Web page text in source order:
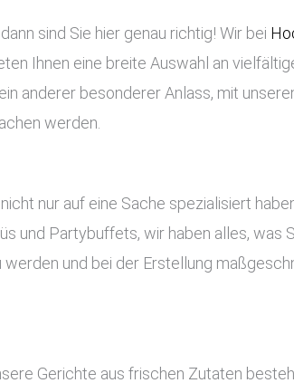
sind Sie hier genau richtig! Wir bei
Ihnen eine breite Auswahl an
anderer besonderer Anlass, mit
werden.
nur auf eine Sache spezialisiert
und Partybuffets, wir haben alles, was
und bei der Erstellung
Gerichte aus frischen Zutaten